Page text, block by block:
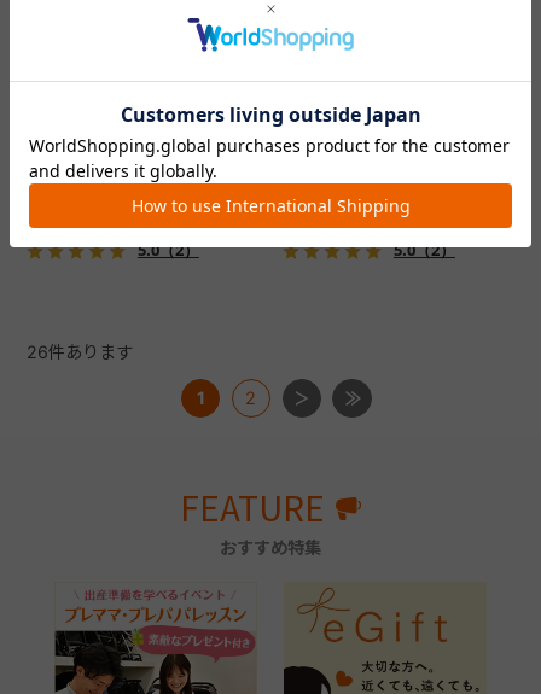
新色登場！幌はファスナー式
でラクラク開閉でき、ワンち
ゃんやネコちゃんの抜け出し
を防止！キャリー部前面にメ
ッシュがプラスされた通気性
￥39,600
5.0（2）
ルファ
新色登場！幌はファスナー式
ゃんやネコちゃんの抜け出し
を防止！キャリー部前面にメ
ッシュがプラスされた通気性
￥39,600
5.0（2）
26件あります
1 2
FEATURE
おすすめ特集